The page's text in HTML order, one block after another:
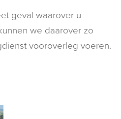
geval waarover u
we daarover zo
vooroverleg voeren.